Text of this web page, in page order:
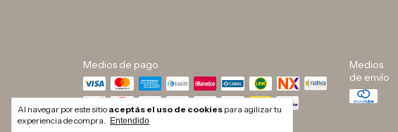
Al navegar por este sitio aceptás el uso de cookies para agilizar tu
experiencia de compra.
Entendido
Medios de pago
Medios
de envío